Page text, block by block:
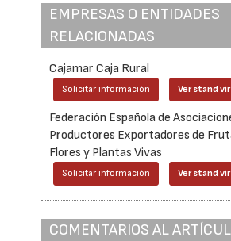
EMPRESAS O ENTIDADES
RELACIONADAS
Cajamar Caja Rural
Solicitar información Ver stand
Federación Española de
Productores Exportadores de
Flores y Plantas Vivas
Solicitar información Ver stand
COMENTARIOS AL